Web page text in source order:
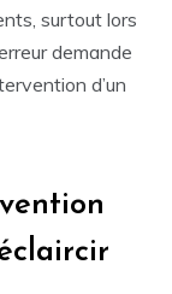
surtout lors
demande
d’un